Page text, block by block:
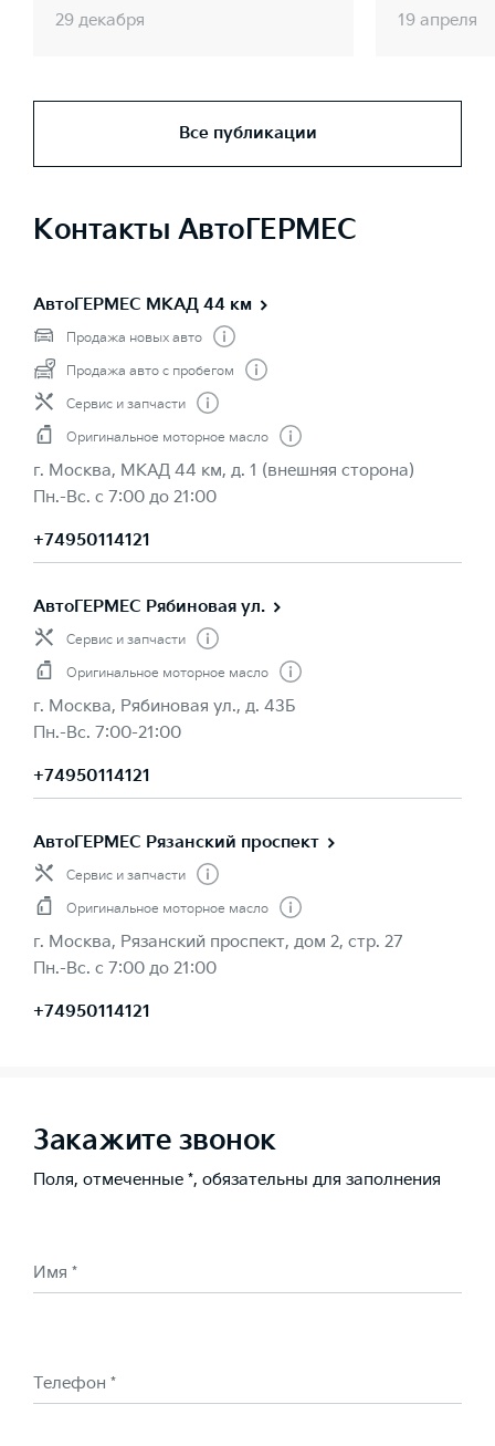
29 декабря 19 апреля
Все публикации
Контакты АвтоГЕРМЕС
АвтоГЕРМЕС МКАД 44 км
Продажа новых авто
Продажа авто с пробегом
Сервис и запчасти
Оригинальное моторное масло
г. Москва, МКАД 44 км, д. 1 (внешняя сторона)
Пн.-Вс. с 7:00 до 21:00
+74950114121
АвтоГЕРМЕС Рябиновая ул.
Сервис и запчасти
Оригинальное моторное масло
г. Москва, Рябиновая ул., д. 43Б
Пн.-Вс. 7:00-21:00
+74950114121
АвтоГЕРМЕС Рязанский проспект
Сервис и запчасти
Оригинальное моторное масло
г. Москва, Рязанский проспект, дом 2, стр. 27
Пн.-Вс. с 7:00 до 21:00
+74950114121
Закажите звонок
Поля, отмеченные *, обязательны для заполнения
Имя *
Телефон *